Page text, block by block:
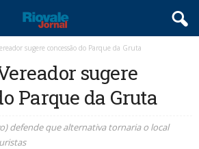
sugere concessão do Parque da Gruta
sugere
Parque da Gruta
defende que alternativa tornaria o local